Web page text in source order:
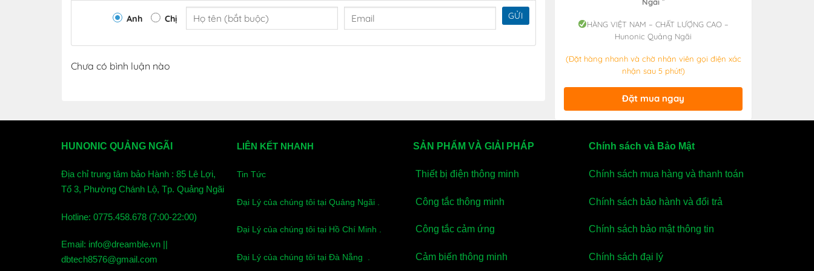
Vật liệu: Nhựa abs chống cháy
bơm tù xa qua điện thoại. Hay dùng để lắp cho các tủ điện , hộp điện kỹ thuât. Nói chung là sẽ ứng dụng
được rất nhiều việc, tùy mục đích sử dụng của mọi người.
Anh Chị GỬI
Chưa có bình luận nào
Ngãi”
HÀNG VIỆT NAM – CHẤT LƯỢNG CAO –
Hunonic Quảng Ngãi
(Đặt hàng nhanh và chờ nhân viên gọi điện xác
nhận sau 5 phút!)
Đặt mua ngay
HUNONIC QUẢNG NGÃI
Địa chỉ trung tâm bảo Hành : 85 Lê Lợi,
Tổ 3, Phường Chánh Lộ, Tp. Quảng Ngãi
Hotline: 0775.458.678 (7:00-22:00)
Email: info@dreamble.vn ||
dbtech8576@gmail.com
LIÊN KẾT NHANH
Tin Tức
Đại Lý của chúng tôi tại Quảng Ngãi .
Đại Lý của chúng tôi tại Hồ Chí Minh .
Đại Lý của chúng tôi tại Đà Nẵng .
SẢN PHẨM VÀ GIẢI PHÁP
Thiết bị điện thông minh
Công tắc thông minh
Công tắc cảm ứng
Cảm biến thông minh
Chính sách và Bảo Mật
Chính sách mua hàng và thanh toán
Chính sách bảo hành và đổi trả
Chính sách bảo mật thông tin
Chính sách đại lý